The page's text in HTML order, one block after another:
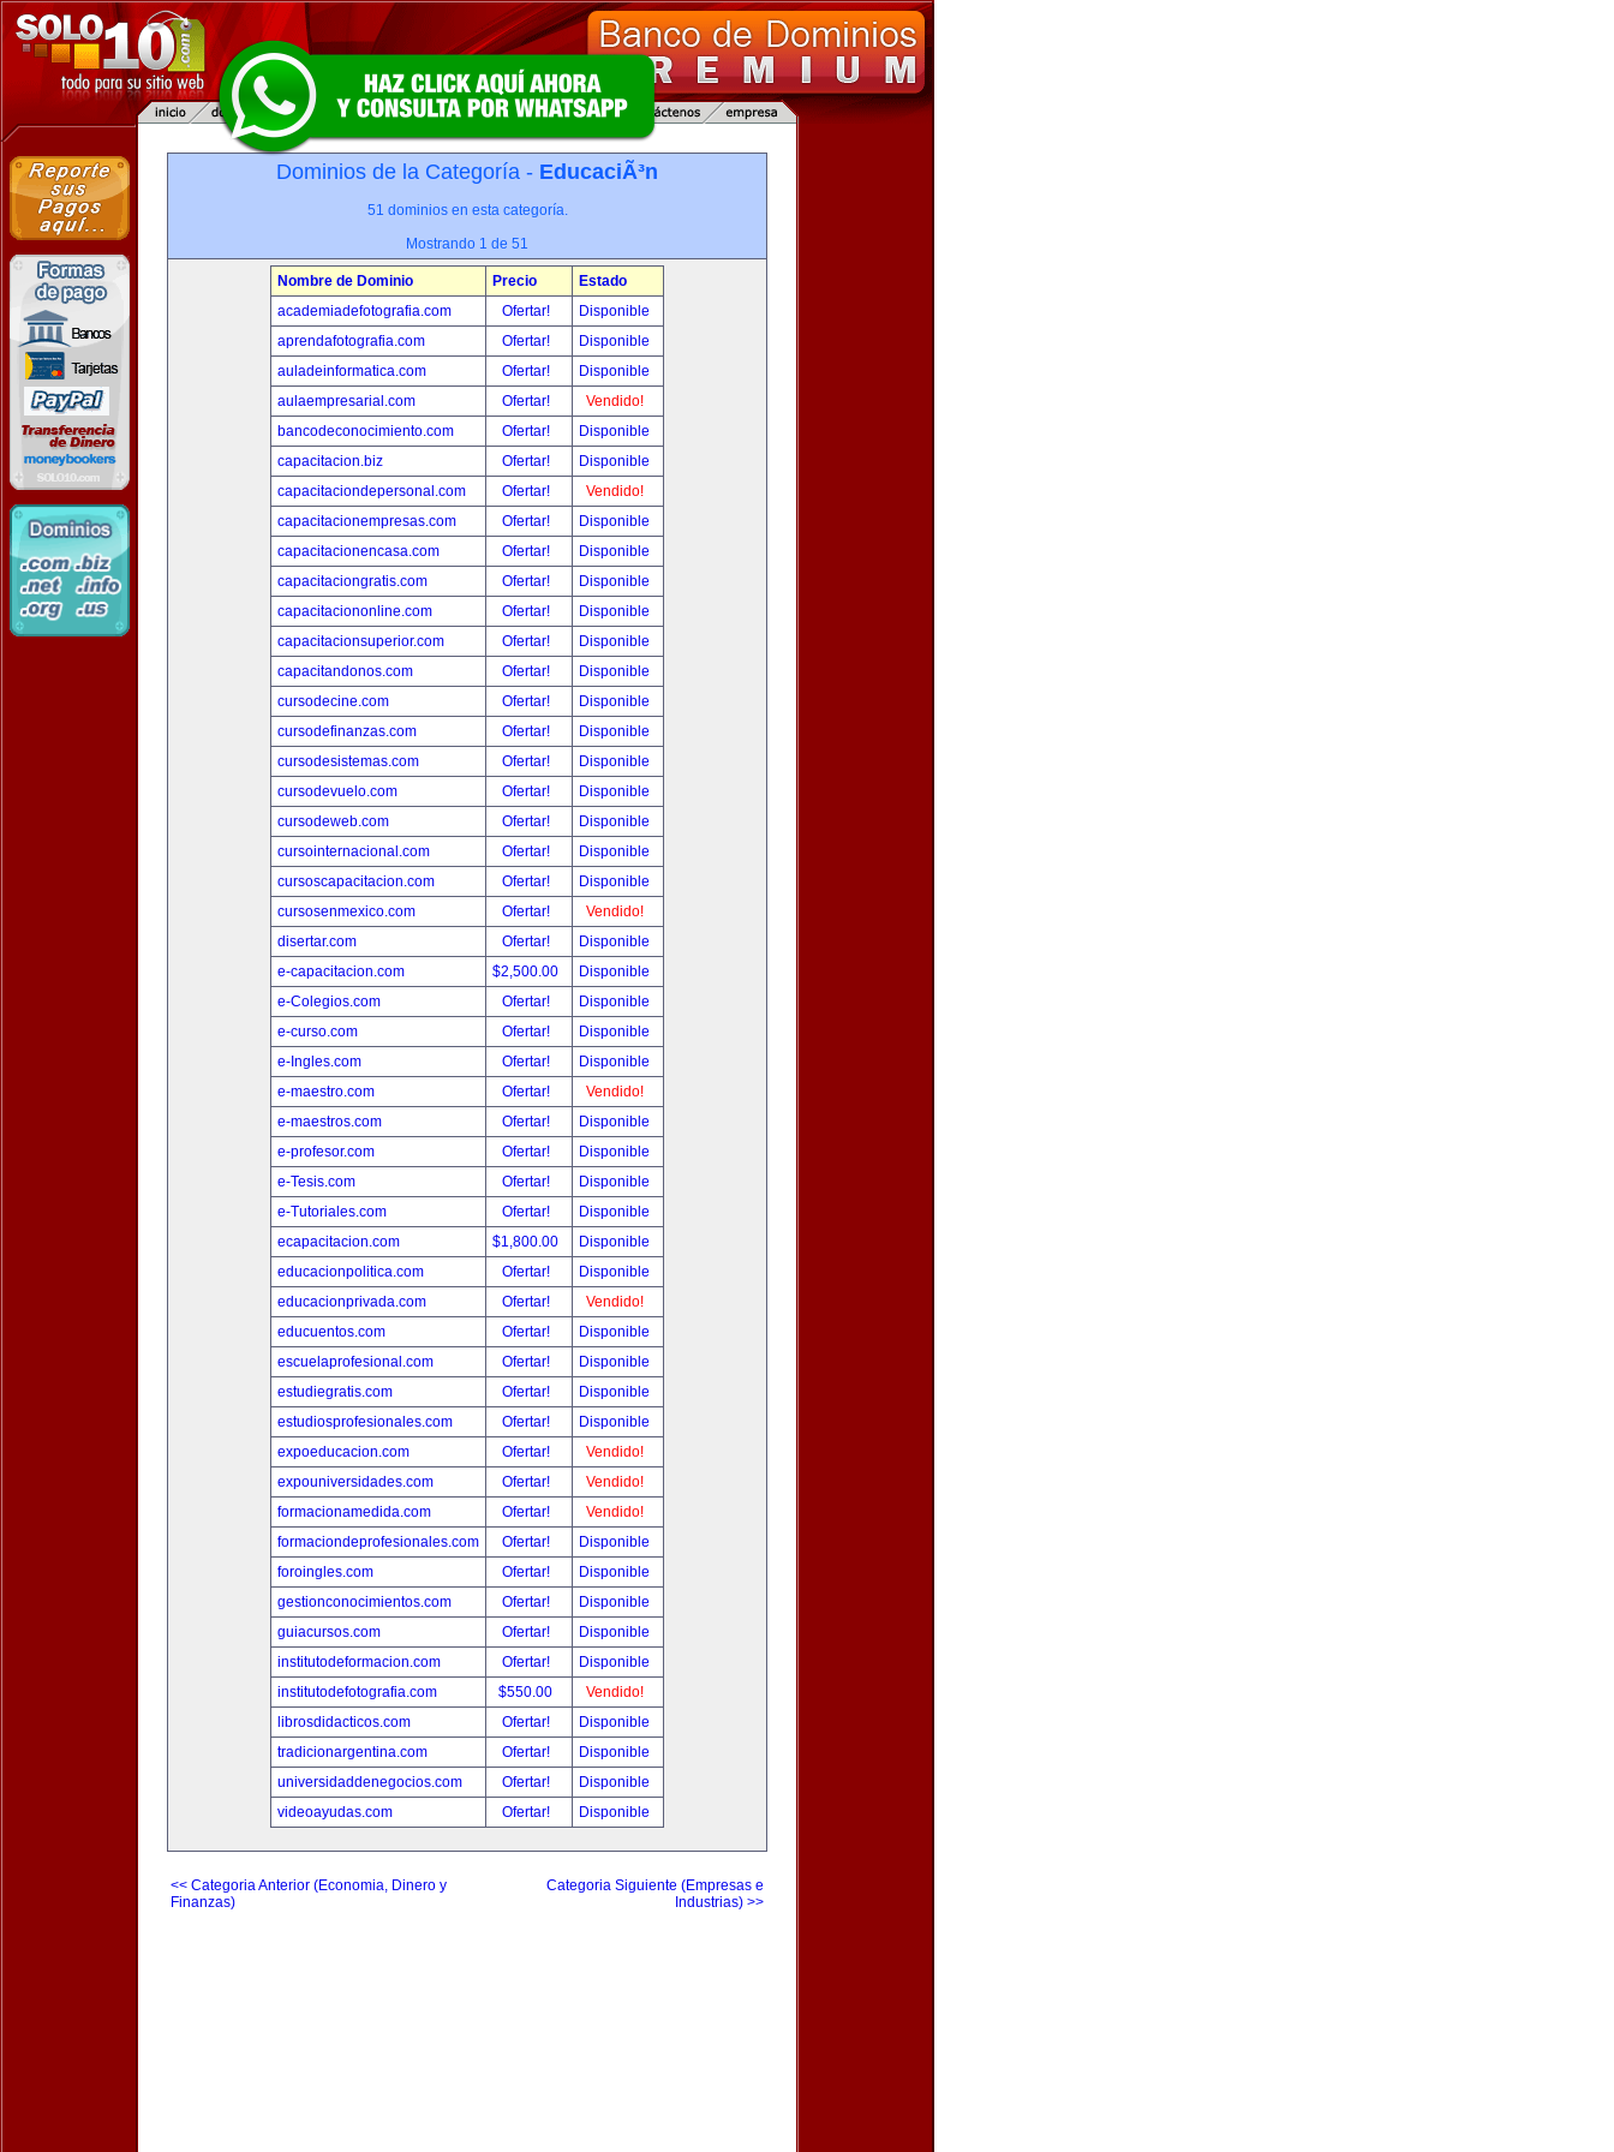
Dominios de la Categoría - EducaciÃ³n
51 dominios en esta categoría.
Mostrando 1 de 51
Nombre de Dominio Precio
Estado
academiadefotografia.com
Ofertar!
Disponible
aprendafotografia.com
Ofertar!
Disponible
auladeinformatica.com
Ofertar!
Disponible
aulaempresarial.com
Ofertar!
Vendido!
bancodeconocimiento.com
Ofertar!
Disponible
capacitacion.biz
Ofertar!
Disponible
capacitaciondepersonal.com
Ofertar!
Vendido!
capacitacionempresas.com
Ofertar!
Disponible
capacitacionencasa.com
Ofertar!
Disponible
capacitaciongratis.com
Ofertar!
Disponible
capacitaciononline.com
Ofertar!
Disponible
capacitacionsuperior.com
Ofertar!
Disponible
capacitandonos.com
Ofertar!
Disponible
cursodecine.com
Ofertar!
Disponible
cursodefinanzas.com
Ofertar!
Disponible
cursodesistemas.com
Ofertar!
Disponible
cursodevuelo.com
Ofertar!
Disponible
cursodeweb.com
Ofertar!
Disponible
cursointernacional.com
Ofertar!
Disponible
cursoscapacitacion.com
Ofertar!
Disponible
cursosenmexico.com
Ofertar!
Vendido!
disertar.com
Ofertar!
Disponible
e-capacitacion.com
$2,500.00
Disponible
e-Colegios.com
Ofertar!
Disponible
e-curso.com
Ofertar!
Disponible
e-Ingles.com
Ofertar!
Disponible
e-maestro.com
Ofertar!
Vendido!
e-maestros.com
Ofertar!
Disponible
e-profesor.com
Ofertar!
Disponible
e-Tesis.com
Ofertar!
Disponible
e-Tutoriales.com
Ofertar!
Disponible
ecapacitacion.com
$1,800.00
Disponible
educacionpolitica.com
Ofertar!
Disponible
educacionprivada.com
Ofertar!
Vendido!
educuentos.com
Ofertar!
Disponible
escuelaprofesional.com
Ofertar!
Disponible
estudiegratis.com
Ofertar!
Disponible
estudiosprofesionales.com
Ofertar!
Disponible
expoeducacion.com
Ofertar!
Vendido!
expouniversidades.com
Ofertar!
Vendido!
formacionamedida.com
Ofertar!
Vendido!
formaciondeprofesionales.com
Ofertar!
Disponible
foroingles.com
Ofertar!
Disponible
gestionconocimientos.com
Ofertar!
Disponible
guiacursos.com
Ofertar!
Disponible
institutodeformacion.com
Ofertar!
Disponible
institutodefotografia.com
$550.00
Vendido!
librosdidacticos.com
Ofertar!
Disponible
tradicionargentina.com
Ofertar!
Disponible
universidaddenegocios.com
Ofertar!
Disponible
videoayudas.com
Ofertar! Disponible
<< Categoria Anterior (Economia, Dinero y
Finanzas)
Categoria Siguiente (Empresas e
Industrias) >>